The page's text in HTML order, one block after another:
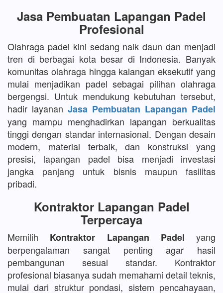
Jasa Pembuatan Lapangan Padel
Profesional
Olahraga padel kini sedang naik daun dan menjadi
tren di berbagai kota besar di Indonesia. Banyak
komunitas olahraga hingga kalangan eksekutif yang
mulai menjadikan padel sebagai pilihan olahraga
bergengsi. Untuk mendukung kebutuhan tersebut,
hadir layanan Jasa Pembuatan Lapangan Padel
yang mampu menghadirkan lapangan berkualitas
tinggi dengan standar internasional. Dengan desain
modern, material terbaik, dan konstruksi yang
presisi, lapangan padel bisa menjadi investasi
jangka panjang untuk bisnis maupun fasilitas
pribadi.
Kontraktor Lapangan Padel
Terpercaya
Memilih Kontraktor Lapangan Padel yang
berpengalaman sangat penting agar hasil
pembangunan sesuai standar. Kontraktor
profesional biasanya sudah memahami detail teknis,
mulai dari struktur pondasi, sistem pencahayaan,